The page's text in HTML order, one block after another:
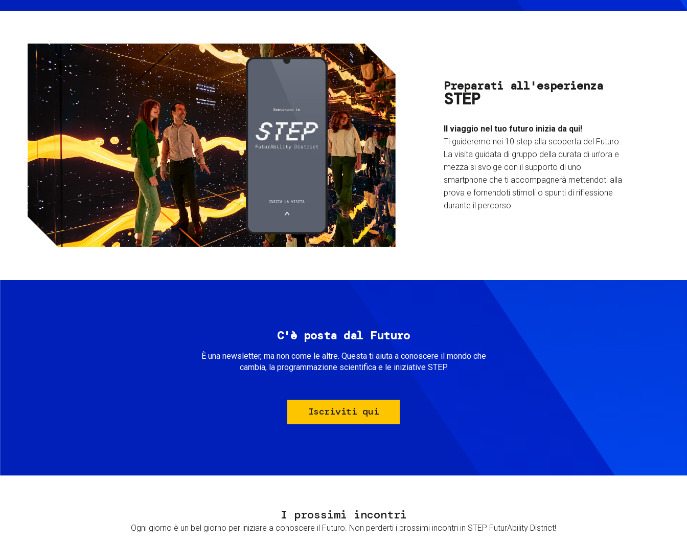
Preparati all'esperienza
STEP
Il viaggio nel tuo futuro inizia da qui!
Ti guideremo nei 10 step alla scoperta del Futuro.
La visita guidata di gruppo della durata di un’ora e
mezza si svolge con il supporto di uno
smartphone che ti accompagnerà mettendoti alla
prova e fornendoti stimoli o spunti di riflessione
durante il percorso.
C'è posta dal Futuro
È una newsletter, ma non come le altre. Questa ti aiuta a conoscere il mondo che
cambia, la programmazione scientifica e le iniziative STEP.
Iscriviti qui
I prossimi incontri
Ogni giorno è un bel giorno per iniziare a conoscere il Futuro. Non perderti i prossimi incontri in STEP FuturAbility District!